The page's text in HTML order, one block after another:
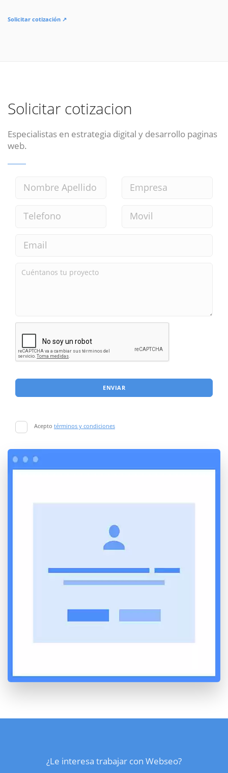
Solicitar cotización ↗
Solicitar cotizacion
Especialistas en estrategia digital y desarrollo paginas
web.
ENVIAR
Acepto términos y condiciones
¿Le interesa trabajar con Webseo?